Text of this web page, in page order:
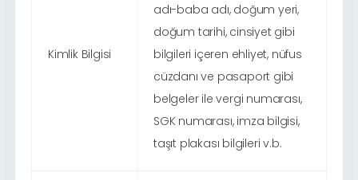
Kimlik Bilgisi
adı-baba adı, doğum yeri,
doğum tarihi, cinsiyet gibi
bilgileri içeren ehliyet, nüfus
cüzdanı ve pasaport gibi
belgeler ile vergi numarası,
SGK numarası, imza bilgisi,
taşıt plakası bilgileri v.b.